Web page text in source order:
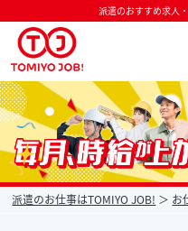
派遣のおすすめ求人
派遣なら毎月時給が上がるトミヨジョ
派遣のお仕事はTOMIYO JOB! お